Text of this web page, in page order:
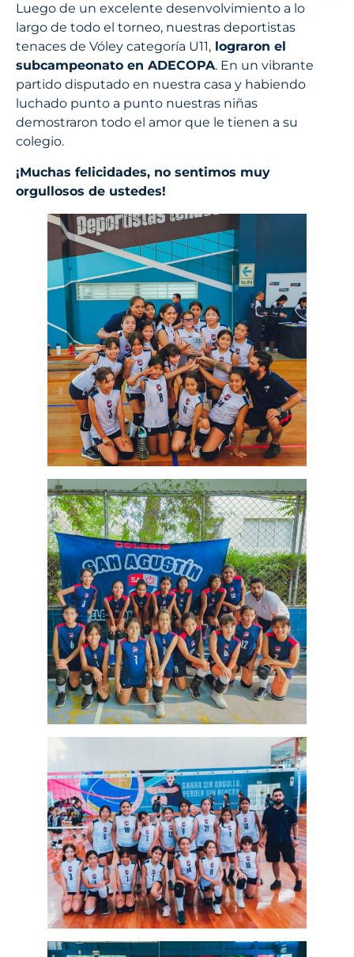
Luego de un excelente desenvolvimiento a lo
largo de todo el torneo, nuestras deportistas
tenaces de Vóley categoría U11, lograron el
subcampeonato en ADECOPA. En un vibrante
partido disputado en nuestra casa y habiendo
luchado punto a punto nuestras niñas
demostraron todo el amor que le tienen a su
colegio.
¡Muchas felicidades, no sentimos muy
orgullosos de ustedes!